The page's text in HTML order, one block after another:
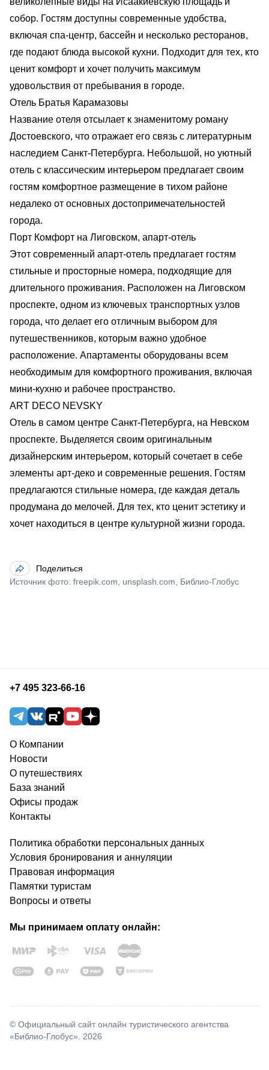
собор. Гостям доступны современные удобства,
включая спа-центр, бассейн и несколько ресторанов,
где подают блюда высокой кухни. Подходит для тех, кто
ценит комфорт и хочет получить максимум
удовольствия от пребывания в городе.
Отель Братья Карамазовы
Название отеля отсылает к знаменитому роману
Достоевского, что отражает его связь с литературным
наследием Санкт-Петербурга. Небольшой, но уютный
отель с классическим интерьером предлагает своим
гостям комфортное размещение в тихом районе
недалеко от основных достопримечательностей
города.
Порт Комфорт на Лиговском, апарт-отель
Этот современный апарт-отель предлагает гостям
стильные и просторные номера, подходящие для
длительного проживания. Расположен на Лиговском
проспекте, одном из ключевых транспортных узлов
города, что делает его отличным выбором для
путешественников, которым важно удобное
расположение. Апартаменты оборудованы всем
необходимым для комфортного проживания, включая
мини-кухню и рабочее пространство.
ART DECO NEVSKY
Отель в самом центре Санкт-Петербурга, на Невском
проспекте. Выделяется своим оригинальным
дизайнерским интерьером, который сочетает в себе
элементы арт-деко и современные решения. Гостям
предлагаются стильные номера, где каждая деталь
продумана до мелочей. Для тех, кто ценит эстетику и
хочет находиться в центре культурной жизни города.
Поделиться
Источник фото: freepik.com, unsplash.com, Библио-Глобус
+7 495 323-66-16
О Компании
Новости
О путешествиях
База знаний
Офисы продаж
Контакты
Политика обработки персональных данных
Условия бронирования и аннуляции
Правовая информация
Памятки туристам
Вопросы и ответы
Мы принимаем оплату онлайн:
© Официальный сайт онлайн туристического агентства
«Библио-Глобус». 2026